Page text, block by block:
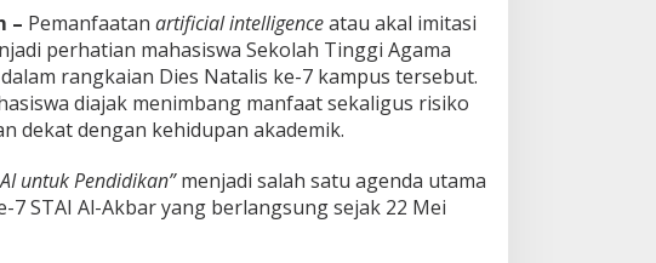
– Pemanfaatan artificial intelligenceatau akal imitasi
perhatian mahasiswa Sekolah Tinggi Agama
rangkaian Dies Natalis ke-7 kampus tersebut.
diajak menimbang manfaat sekaligus risiko
dekat dengan kehidupan akademik.
untuk Pendidikan”menjadi salah satu agenda utama
7 STAI Al-Akbar yang berlangsung sejak 22 Mei